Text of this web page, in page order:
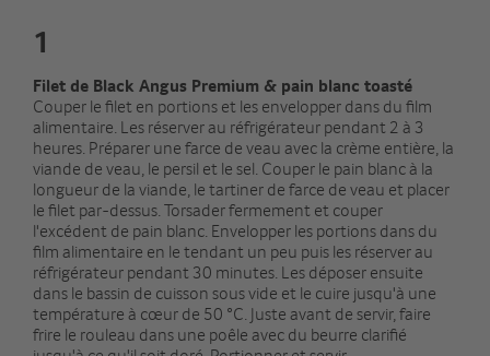
1
Filet de Black Angus Premium & pain blanc toasté
Couper le filet en portions et les envelopper dans du film
alimentaire. Les réserver au réfrigérateur pendant 2 à 3
heures. Préparer une farce de veau avec la crème entière, la
viande de veau, le persil et le sel. Couper le pain blanc à la
longueur de la viande, le tartiner de farce de veau et placer
le filet par-dessus. Torsader fermement et couper
l'excédent de pain blanc. Envelopper les portions dans du
film alimentaire en le tendant un peu puis les réserver au
réfrigérateur pendant 30 minutes. Les déposer ensuite
dans le bassin de cuisson sous vide et le cuire jusqu'à une
température à cœur de 50 °C. Juste avant de servir, faire
frire le rouleau dans une poêle avec du beurre clarifié